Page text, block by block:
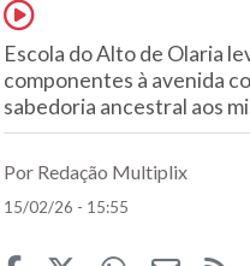
Escola do Alto de Olaria
componentes à avenida
sabedoria ancestral aos
Por Redação Multiplix
15/02/26 - 15:55